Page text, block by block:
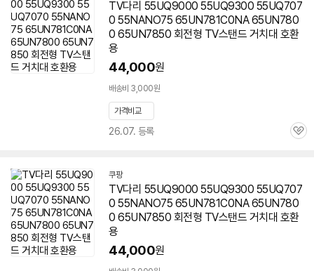
TV다리 55UQ9000 55UQ9300 55UQ707
0 55NANO75 65UN781C0NA 65UN780
0 65UN7850 회전형 TV스탠드 거치대 호환
용
44,000원
배송비 3,000원
가격비교
26.07. 등록
관
쿠팡
TV다리 55UQ9000 55UQ9300 55UQ707
0 55NANO75 65UN781C0NA 65UN780
0 65UN7850 회전형 TV스탠드 거치대 호환
용
44,000원